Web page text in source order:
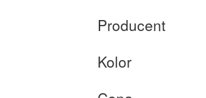
Producent
Kolor